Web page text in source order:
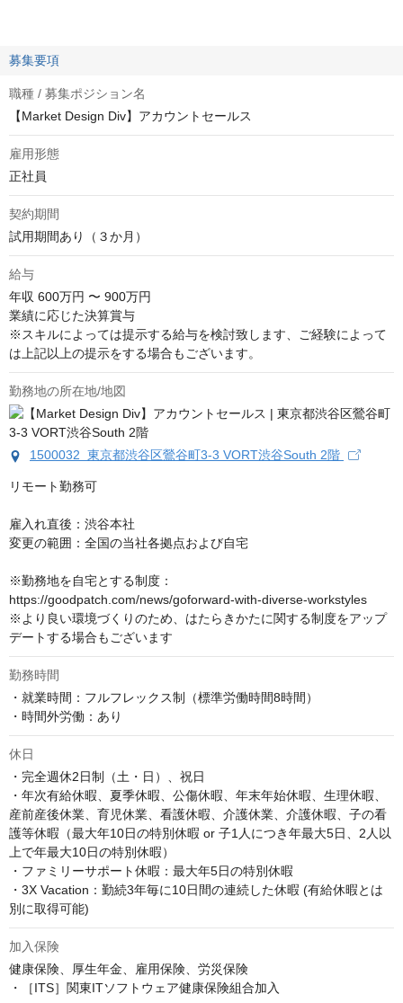
募集要項
職種 / 募集ポジション名
【Market Design Div】アカウントセールス
雇用形態
正社員
契約期間
試用期間あり（３か月）
給与
年収 600万円 〜 900万円
業績に応じた決算賞与
※スキルによっては提示する給与を検討致します、ご経験によって
は上記以上の提示をする場合もございます。
勤務地の所在地/地図
1500032 東京都渋谷区鶯谷町3-3 VORT渋谷South 2階
リモート勤務可
雇入れ直後：渋谷本社
変更の範囲：全国の当社各拠点および自宅
※勤務地を自宅とする制度：
https://goodpatch.com/news/goforward-with-diverse-workstyles
※より良い環境づくりのため、はたらきかたに関する制度をアップ
デートする場合もございます
勤務時間
・就業時間：フルフレックス制（標準労働時間8時間）
・時間外労働：あり
休日
・完全週休2日制（土・日）、祝日
・年次有給休暇、夏季休暇、公傷休暇、年末年始休暇、生理休暇、
産前産後休業、育児休業、看護休暇、介護休業、介護休暇、子の看
護等休暇（最大年10日の特別休暇 or 子1人につき年最大5日、2人以
上で年最大10日の特別休暇）
・ファミリーサポート休暇：最大年5日の特別休暇
・3X Vacation：勤続3年毎に10日間の連続した休暇 (有給休暇とは
別に取得可能)
加入保険
健康保険、厚生年金、雇用保険、労災保険
・［ITS］関東ITソフトウェア健康保険組合加入